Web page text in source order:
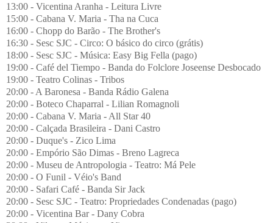
13:00 - Vicentina Aranha - Leitura Livre
15:00 - Cabana V. Maria - Tha na Cuca
16:00 - Chopp do Barão - The Brother's
16:30 - Sesc SJC - Circo: O básico do circo (grátis)
18:00 - Sesc SJC - Música: Easy Big Fella (pago)
19:00 - Café del Tiempo - Banda do Folclore Joseense Desbocado
19:00 - Teatro Colinas - Tribos
20:00 - A Baronesa - Banda Rádio Galena
20:00 - Boteco Chaparral - Lilian Romagnoli
20:00 - Cabana V. Maria - All Star 40
20:00 - Calçada Brasileira - Dani Castro
20:00 - Duque's - Zico Lima
20:00 - Empório São Dimas - Breno Lagreca
20:00 - Museu de Antropologia - Teatro: Má Pele
20:00 - O Funil - Véio's Band
20:00 - Safari Café - Banda Sir Jack
20:00 - Sesc SJC - Teatro: Propriedades Condenadas (pago)
20:00 - Vicentina Bar - Dany Cobra